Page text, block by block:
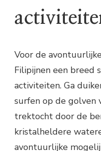
Voor de
Filipijnen een breed
activiteiten. Ga
surfen op de golven
trektocht door de
kristalheldere
avontuurlijke